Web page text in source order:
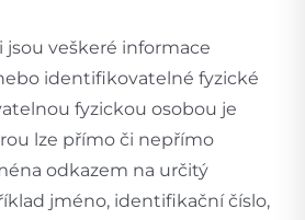
jsou veškeré informace
identifikovatelné fyzické
fyzickou osobou je
lze přímo či nepřímo
odkazem na určitý
jméno, identifikační číslo,